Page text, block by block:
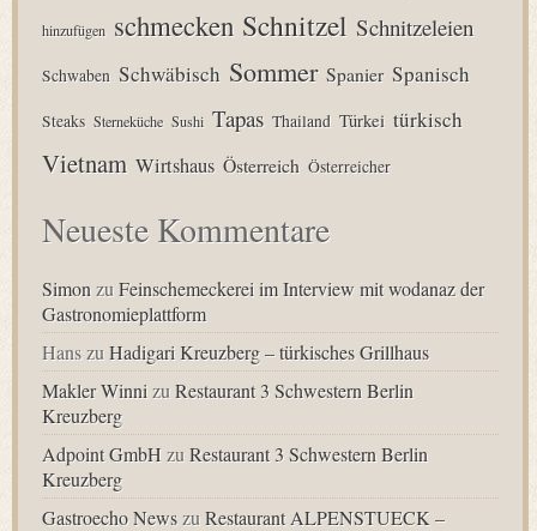
hinzufügen schmecken Schnitzel Schnitzeleien
Schwaben Schwäbisch Sommer Spanier Spanisch
Steaks Sterneküche Sushi Tapas Thailand Türkei türkisch
Vietnam Wirtshaus Österreich Österreicher
Neueste Kommentare
Simon zuFeinschemeckerei im Interview mit wodanaz der
Gastronomieplattform
Hans zuHadigari Kreuzberg – türkisches Grillhaus
Makler Winni zuRestaurant 3 Schwestern Berlin
Kreuzberg
Adpoint GmbH zuRestaurant 3 Schwestern Berlin
Kreuzberg
Gastroecho News zuRestaurant ALPENSTUECK –